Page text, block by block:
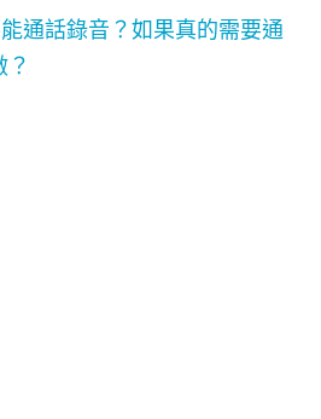
通話錄音？如果真的需要通
？